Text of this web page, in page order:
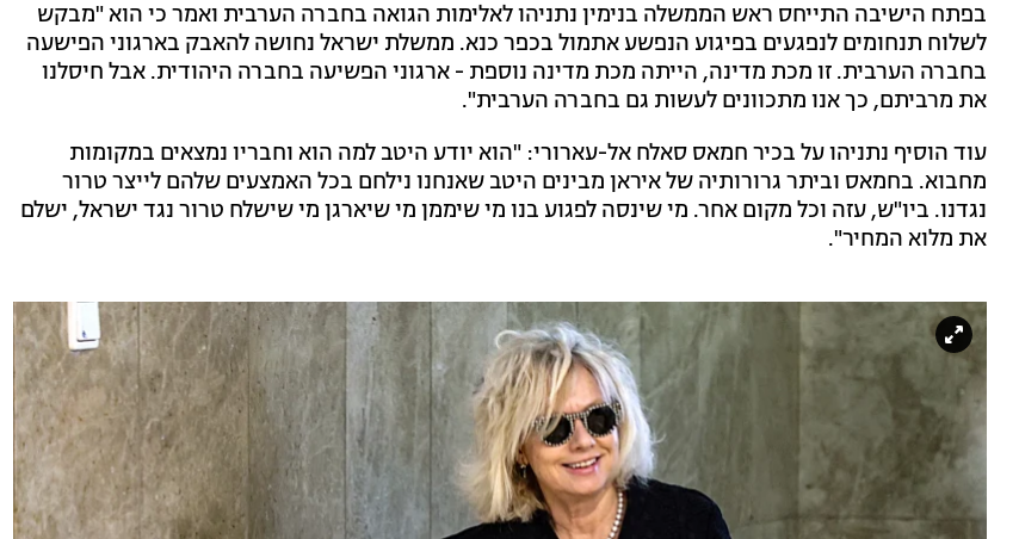
בפתח הישיבה התייחס ראש הממשלה בנימין נתניהו לאלימות הגואה בחברה הערבית ואמר כי הוא "מבקש
לשלוח תנחומים לנפגעים בפיגוע הנפשע אתמול בכפר כנא. ממשלת ישראל נחושה להאבק בארגוני הפישעה
בחברה הערבית. זו מכת מדינה, הייתה מכת מדינה נוספת - ארגוני הפשיעה בחברה היהודית. אבל חיסלנו
את מרביתם, כך אנו מתכוונים לעשות גם בחברה הערבית".
עוד הוסיף נתניהו על בכיר חמאס סאלח אל-עארורי: "הוא יודע היטב למה הוא וחבריו נמצאים במקומות
מחבוא. בחמאס וביתר גרורותיה של איראן מבינים היטב שאנחנו נילחם בכל האמצעים שלהם לייצר טרור
נגדנו. ביו"ש, עזה וכל מקום אחר. מי שינסה לפגוע בנו מי שיממן מי שיארגן מי שישלח טרור נגד ישראל, ישלם
את מלוא המחיר".